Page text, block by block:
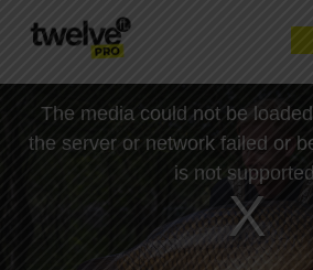
modal
The media could not be
the server or network failed or
is not